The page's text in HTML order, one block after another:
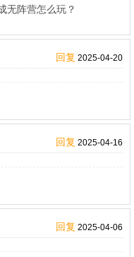
无阵营怎么玩？
回复 2025-04-20
回复 2025-04-16
回复 2025-04-06